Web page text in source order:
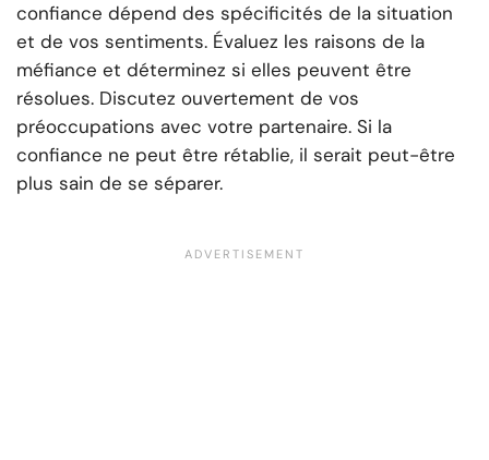
confiance dépend des spécificités de la situation
et de vos sentiments. Évaluez les raisons de la
méfiance et déterminez si elles peuvent être
résolues. Discutez ouvertement de vos
préoccupations avec votre partenaire. Si la
confiance ne peut être rétablie, il serait peut-être
plus sain de se séparer.